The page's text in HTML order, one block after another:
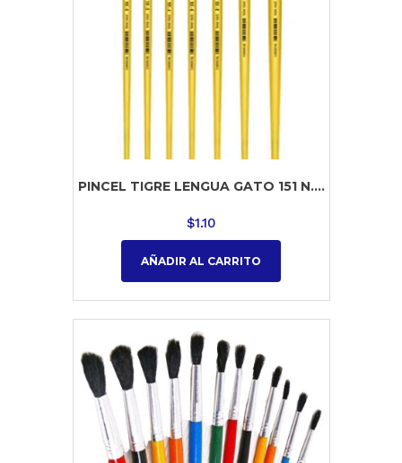
PINCEL TIGRE LENGUA GATO 151 N....
$1.10
AÑADIR AL CARRITO